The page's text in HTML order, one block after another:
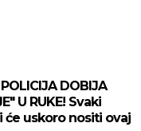
DOBIJA
U RUKE! Svaki
će uskoro nositi ovaj